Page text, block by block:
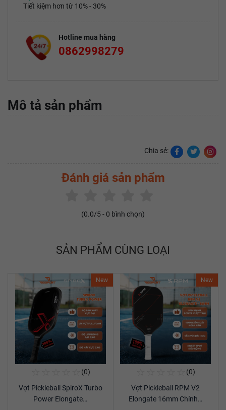
Tiết kiệm hơn từ 10% - 30%
Hotline mua hàng
0862998279
Mô tả sản phẩm
Chia sẻ:
Đánh giá sản phẩm
(0.0/5 - 0 bình chọn)
SẢN PHẨM CÙNG LOẠI
New
Xem chi tiết
(0)
Vợt Pickleball SpiroX Turbo
Power Elongate…
New
(0)
Vợt Pickleball RPM V2
Elongate 16mm Chính…